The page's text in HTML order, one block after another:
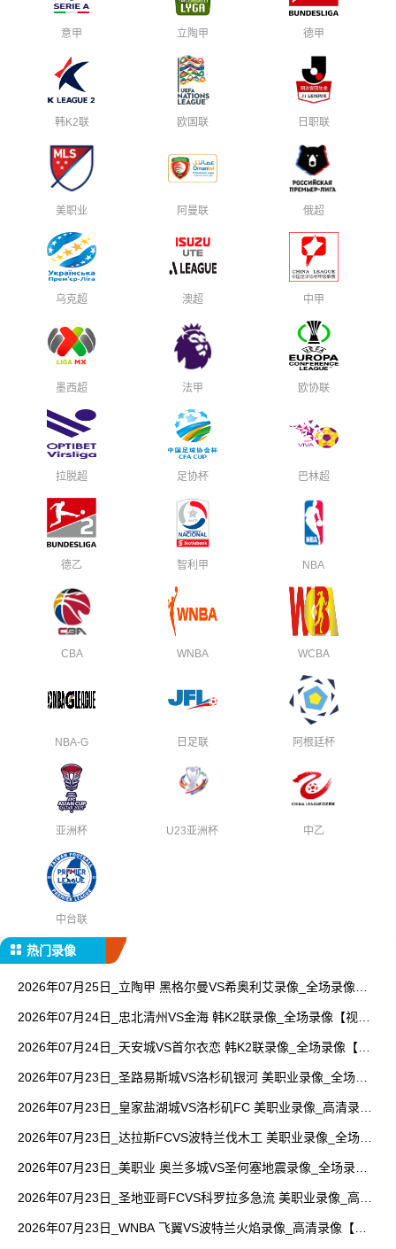
意甲 立陶甲 德甲
韩K2联 欧国联 日职联
美职业 阿曼联 俄超
乌克超 澳超 中甲
墨西超 法甲 欧协联
拉脱超 足协杯 巴林超
德乙 智利甲 NBA
CBA WNBA WCBA
NBA-G 日足联 阿根廷杯
亚洲杯 U23亚洲杯 中乙
中台联
热门录像
2026年07月25日_立陶甲 黑格尔曼VS希奥利艾录像_全场录像
2026年07月24日_忠北清州VS金海 韩K2联录像_全场录像【视频
2026年07月24日_天安城VS首尔衣恋 韩K2联录像_全场录像【视
2026年07月23日_圣路易斯城VS洛杉矶银河 美职业录像_全场录
2026年07月23日_皇家盐湖城VS洛杉矶FC 美职业录像_高清录像
2026年07月23日_达拉斯FCVS波特兰伐木工 美职业录像_全场录
2026年07月23日_美职业 奥兰多城VS圣何塞地震录像_全场录像
2026年07月23日_圣地亚哥FCVS科罗拉多急流 美职业录像_高清
2026年07月23日_WNBA 飞翼VS波特兰火焰录像_高清录像【全